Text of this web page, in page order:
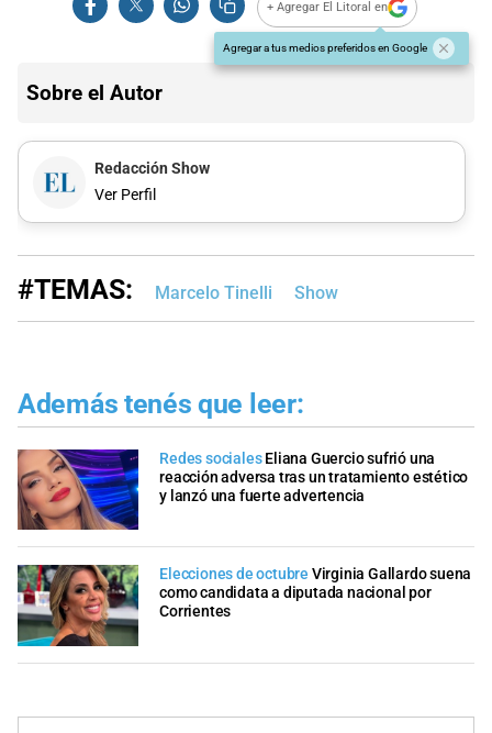
+ Agregar El Litoral en
Agregar a tus medios preferidos en Google
Sobre el Autor
Redacción Show
Ver Perfil
#TEMAS: Marcelo Tinelli Show
Además tenés que leer:
Redes sociales Eliana Guercio sufrió una
reacción adversa tras un tratamiento estético
y lanzó una fuerte advertencia
Elecciones de octubre Virginia Gallardo suena
como candidata a diputada nacional por
Corrientes